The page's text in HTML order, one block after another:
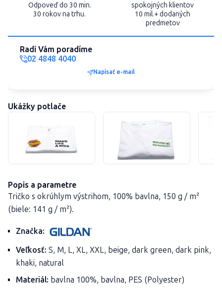
Odpoveď do 30 min.
30 rokov na trhu.
spokojných klientov
10 mil.+ dodaných
predmetov
Radi Vám poradíme
02 4848 4040
Napísať e-mail
Ukážky potlače
Popis a parametre
Tričko s okrúhlym výstrihom, 100% bavlna, 150 g / m²
(biele: 141 g / m²).
Značka:
Veľkosť: S, M, L, XL, XXL, beige, dark green, dark pink,
khaki, natural
Materiál: bavlna 100%, bavlna, PES (Polyester)